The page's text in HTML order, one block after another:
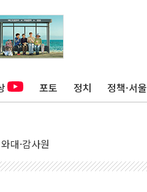
포토 정치 정책·서울
대·감사원